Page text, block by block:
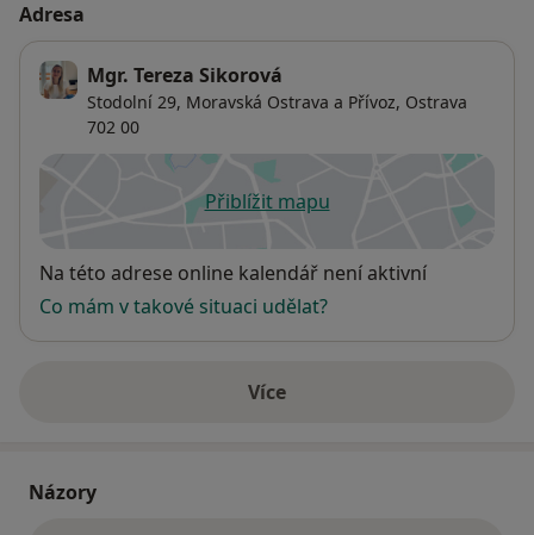
Adresa
Mgr. Tereza Sikorová
Stodolní 29, Moravská Ostrava a Přívoz, Ostrava
702 00
Přiblížit mapuse otevře v nové záložce
Dostupnost
Na této adrese online kalendář není aktivní
Co mám v takové situaci udělat?
Víceo adrese
Názory